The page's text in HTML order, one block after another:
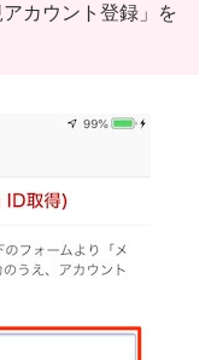
カウント登録」を